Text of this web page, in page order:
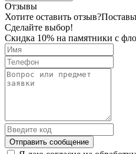
Отзывы
Хотите оставить отзыв?
Сделайте выбор!
Скидка 10% на памятники с
Отправить сообщение